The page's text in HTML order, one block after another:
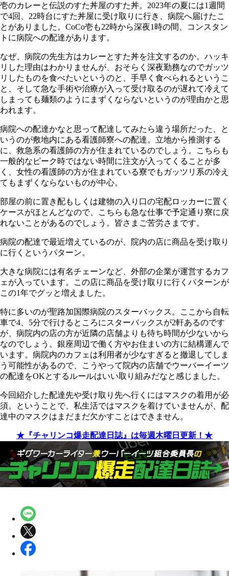
壱のカレーと伝説のすた丼屋のすた丼。2023年の夏には1週間
で4回、22時台にすた丼屋に受け取りに行き、病院へ届けたこ
とがありました。CoCo壱も22時から深夜1時の間、コンスタン
トに病院への配達があります。
なぜ、病院の先生方はカレーとすた丼を注文するのか。ハッキ
リした理由はわかりませんが、おそらく深夜勤務なのでガッツ
リしたものを食べたいというのと、手早く食べられるというこ
と、そして急な手術や治療が入って受け取るのが遅れて冷えて
しまっても麺類のようにまずくならないというのが理由かと思
われます。
病院への配達かなと思って配達してみたら違う場所だった、と
いうのが敷地内にある看護師寮への配達。立地から推測する
に、救急系の看護師の方が住まれているのでしょう。こちらも
一般的なピーク時ではない時間に注文が入ってくることが多
く、女性の看護師の方が住まれている寮でもガッツリ系の冷え
てもまずくならないものが中心。
部屋の前に置き配もしくは建物の入り口の宅配ロッカーに置く
ケースがほとんどなので、こちらも急な仕事で予定通り寮に戻
れないことがあるのでしょう。皆さまご苦労さまです。
病院の配達で最近増えているのが、院内の店に商品を受け取り
に行くというパターン。
大きな病院には有名チェーンなど、外部の企業が運営するカフ
ェが入っています。この店に商品を受け取りに行くパターンが
この1年でグッと増えました。
特に多いのが聖路加国際病院のスターバックス。ここから自転
車で4、5分で行けるところにスターバックスが2軒あるのです
が、病院内の店の方が近隣の店舗よりも待ち時間が少ないから
なのでしょう。銀座周辺で働く方やお住まいの方に結構運んで
います。病院内のカフェは利用者が少なすぎると撤退してしま
う可能性があるので、こうやって院内の店舗でウーバーイーツ
の配達をOKとするルールはいい取り組みだなと感じました。
今回紹介した配達先や受け取り先へ行くにはマスクの着用が必
須。ということで、私生活ではマスクを着けていませんが、配
達中のマスクはまだまだ欠かすことはできません。
★『チャリンコ爆走配達日誌』は毎週木曜日更新！★